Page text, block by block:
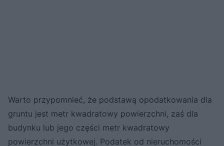
Warto przypomnieć, że podstawą opodatkowania dla
gruntu jest metr kwadratowy powierzchni, zaś dla
budynku lub jego części metr kwadratowy
powierzchni użytkowej. Podatek od nieruchomości